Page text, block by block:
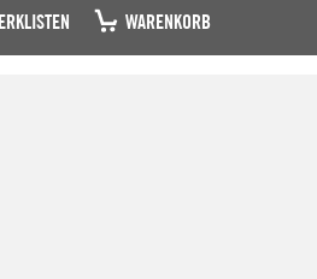
WARENKORB